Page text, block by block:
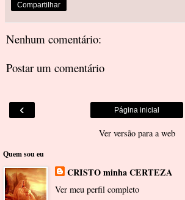
Compartilhar
Nenhum comentário:
Postar um comentário
‹ Página inicial
Ver versão para a web
Quem sou eu
CRISTO minha CERTEZA
Ver meu perfil completo